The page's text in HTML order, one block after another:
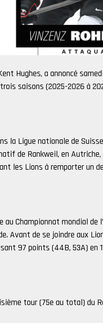
Hughes, a annoncé
saisons (2025-2026 à
la Ligue nationale de
de Rankweil, en
les Lions à remporter un
Championnat mondial de
Avant de se joindre aux
97 points (44B, 53A) en
tour (75e au total) du